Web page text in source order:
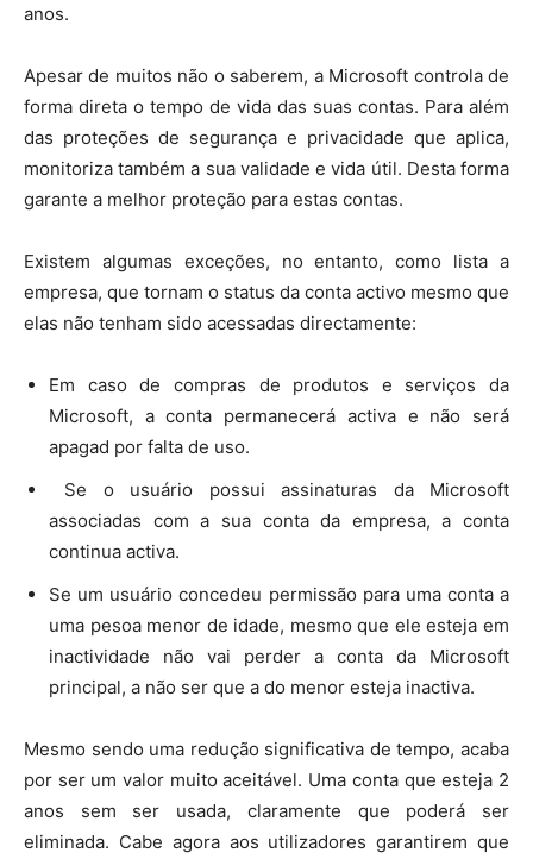
anos.
Apesar de muitos não o saberem, a Microsoft controla de
forma direta o tempo de vida das suas contas. Para além
das proteções de segurança e privacidade que aplica,
monitoriza também a sua validade e vida útil. Desta forma
garante a melhor proteção para estas contas.
Existem algumas exceções, no entanto, como lista a
empresa, que tornam o status da conta activo mesmo que
elas não tenham sido acessadas directamente:
Em caso de compras de produtos e serviços da
Microsoft, a conta permanecerá activa e não será
apagad por falta de uso.
Se o usuário possui assinaturas da Microsoft
associadas com a sua conta da empresa, a conta
continua activa.
Se um usuário concedeu permissão para uma conta a
uma pesoa menor de idade, mesmo que ele esteja em
inactividade não vai perder a conta da Microsoft
principal, a não ser que a do menor esteja inactiva.
Mesmo sendo uma redução significativa de tempo, acaba
por ser um valor muito aceitável. Uma conta que esteja 2
anos sem ser usada, claramente que poderá ser
eliminada. Cabe agora aos utilizadores garantirem que